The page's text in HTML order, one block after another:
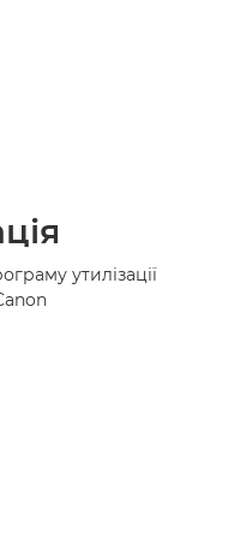
утилізації